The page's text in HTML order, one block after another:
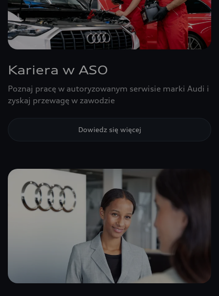
Kariera w ASO
Poznaj pracę w autoryzowanym serwisie marki Audi i
zyskaj przewagę w zawodzie
Dowiedz się więcej